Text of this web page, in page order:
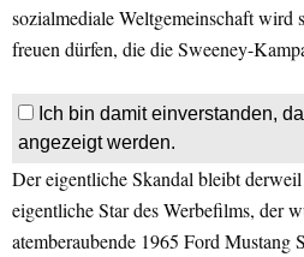
sozialmediale Weltgemeinschaft wird
freuen dürfen, die die Sweeney-
Ich bin damit einverstanden,
angezeigt werden.
Der eigentliche Skandal bleibt
eigentliche Star des Werbefilms, der
atemberaubende 1965 Ford Mustang